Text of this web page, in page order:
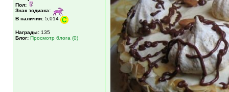
Пол:
Знак зодиака:
В наличии: 5,014
Награды: 135
Блог: Просмотр блога (0)